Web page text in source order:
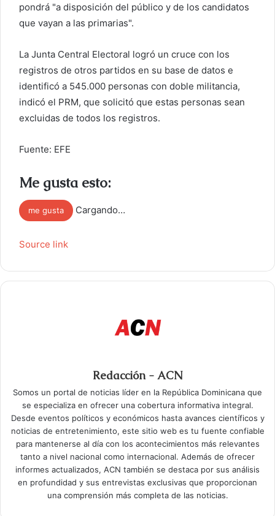
pondrá "a disposición del público y de los candidatos
que vayan a las primarias".
La Junta Central Electoral logró un cruce con los
registros de otros partidos en su base de datos e
identificó a 545.000 personas con doble militancia,
indicó el PRM, que solicitó que estas personas sean
excluidas de todos los registros.
Fuente: EFE
Me gusta esto:
me gusta Cargando…
Source link
Redacción - ACN
Somos un portal de noticias líder en la República Dominicana que
se especializa en ofrecer una cobertura informativa integral.
Desde eventos políticos y económicos hasta avances científicos y
noticias de entretenimiento, este sitio web es tu fuente confiable
para mantenerse al día con los acontecimientos más relevantes
tanto a nivel nacional como internacional. Además de ofrecer
informes actualizados, ACN también se destaca por sus análisis
en profundidad y sus entrevistas exclusivas que proporcionan
una comprensión más completa de las noticias.